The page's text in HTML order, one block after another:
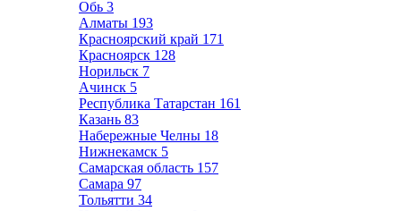
Обь 3
Алматы 193
Красноярский край 171
Красноярск 128
Норильск 7
Ачинск 5
Республика Татарстан 161
Казань 83
Набережные Челны 18
Нижнекамск 5
Самарская область 157
Самара 97
Тольятти 34